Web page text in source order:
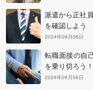
派遣から正社
を確認しよう
2024年09月06日
転職面接の自
を乗り切ろう！
2024年09月06日